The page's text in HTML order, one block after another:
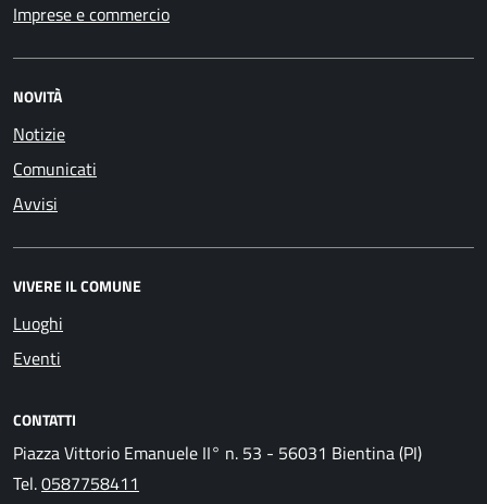
Imprese e commercio
NOVITÀ
Notizie
Comunicati
Avvisi
VIVERE IL COMUNE
Luoghi
Eventi
CONTATTI
Piazza Vittorio Emanuele II° n. 53 - 56031 Bientina (PI)
Tel.0587758411